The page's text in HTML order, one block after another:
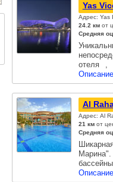
Yas
Адрес: Yas
24.2 кмот
Средняя
отеля ,
Al
Адрес: Al
21 кмот
Средняя